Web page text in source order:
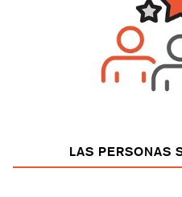
LAS PERSONAS